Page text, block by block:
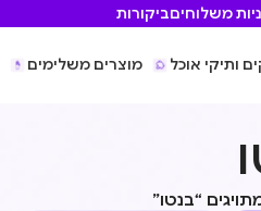
משלוחיםביקורות
ותיקי אוכל מוצרים משלימים
“בנטו”